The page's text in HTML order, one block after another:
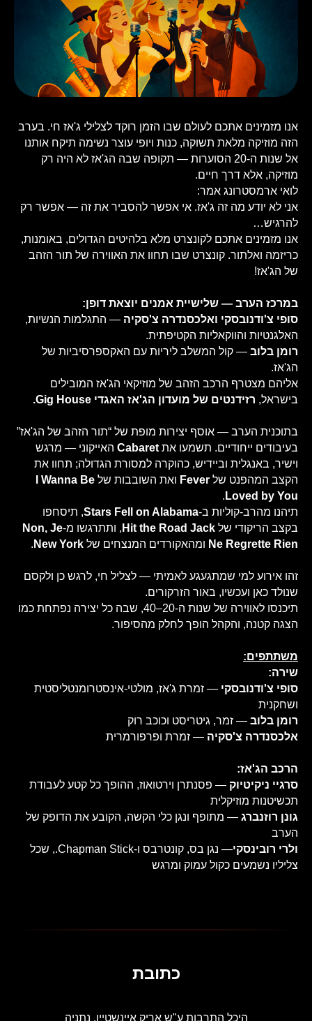
אנו מזמינים אתכם לעולם שבו הזמן רוקד לצלילי ג'אז חי. בערב
הזה מוזיקה מלאת תשוקה, כנות ויופי עוצר נשימה תיקח אותנו
אל שנות ה-20 הסוערות — תקופה שבה הג'אז לא היה רק
מוזיקה, אלא דרך חיים.
לואי ארמסטרונג אמר:
אני לא יודע מה זה ג'אז. אי אפשר להסביר את זה — אפשר רק
להרגיש…
אנו מזמינים אתכם לקונצרט מלא בלהיטים הגדולים, באומנות,
כריזמה ואלתור. קונצרט שבו תחוו את האווירה של תור הזהב
של הג'אז!
במרכז הערב — שלישיית אמנים יוצאת דופן:
סופי צ'ודנובסקי ואלכסנדרה צ'סקיה — התגלמות הנשיות,
האלגנטיות והווקאליות הקטיפתית.
רומן בלוב — קול המשלב ליריות עם האקספרסיביות של
הג'אז.
אליהם מצטרף הרכב הזהב של מוזיקאי הג'אז המובילים
בישראל, רזידנטים של מועדון הג'אז האגדי Gig House.
בתוכנית הערב — אוסף יצירות מופת של “תור הזהב של הג'אז”
בעיבודים ייחודיים. תשמעו את Cabaret האייקוני — מרגש
וישיר, באנגלית וביידיש, כהוקרה למסורת הגדולה; תחוו את
הקצב המהפנט של Fever ואת השובבות של I Wanna Be
Loved by You
.
תיהנו מהרב-קוליות ב-Stars Fell on Alabama, תיסחפו
בקצב הריקודי של Hit the Road Jack , ותתרגשו מ-Non, Je
Ne Regrette Rien ומהאקורדים המנצחים של New York
.
זהו אירוע למי שמתגעגע לאמיתי — לצליל חי, לרגש כן ולקסם
שנולד כאן ועכשיו, באור הזרקורים.
תיכנסו לאווירה של שנות ה-20–40, שבה כל יצירה נפתחת כמו
הצגה קטנה, והקהל הופך לחלק מהסיפור.
משתתפים:
שירה:
סופי צ'ודנובסקי — זמרת ג'אז, מולטי-אינסטרומנטליסטית
ושחקנית
רומן בלוב — זמר, גיטריסט וכוכב רוק
אלכסנדרה צ'סקיה — זמרת ופרפורמרית
הרכב הג'אז:
סרגיי ניקיטיוק — פסנתרן וירטואוז, ההופך כל קטע לעבודת
תכשיטנות מוזיקלית
גונן רוזנברג — מתופף ונגן כלי הקשה, הקובע את הדופק של
הערב
ולרי רובינסקי
— נגן בס, קונטרבס ו-Chapman Stick., שכל
צליליו נשמעים כקול עמוק ומרגש
כתובת
היכל התרבות ע"ש אריק איינשטיין, נתניה